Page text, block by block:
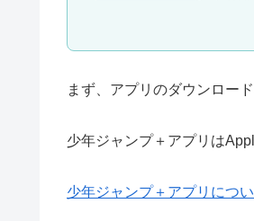
まず、アプリのダウンロード
少年ジャンプ＋アプリは
少年ジャンプ＋アプリにつ